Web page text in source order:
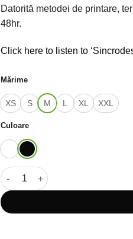
Datorită metodei de printare,
48hr.
Click here to listen to
Mărime
XS S M L XL XXL
Culoare
Cantitate Tricou 'Sincrodestin'